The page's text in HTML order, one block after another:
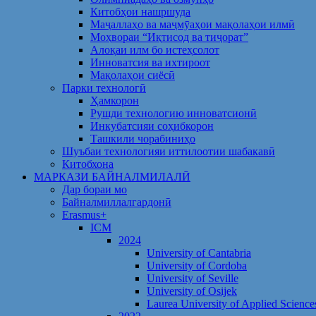
Китобҳои нашршуда
Маҷаллаҳо ва маҷмӯаҳои мақолаҳои илмӣ
Моҳвораи “Иқтисод ва тиҷорат”
Алоқаи илм бо истеҳсолот
Инноватсия ва ихтироот
Мақолаҳои сиёсӣ
Парки технологӣ
Ҳамкорон
Рушди технологию инноватсионӣ
Инкубатсияи соҳибкорон
Ташкили чорабиниҳо
Шуъбаи технологияи иттилоотии шабакавӣ
Китобхона
МАРКАЗИ БАЙНАЛМИЛАЛӢ
Дар бораи мо
Байналмиллалгардонӣ
Erasmus+
ICM
2024
University of Cantabria
University of Cordoba
University of Seville
University of Osijek
Laurea University of Applied